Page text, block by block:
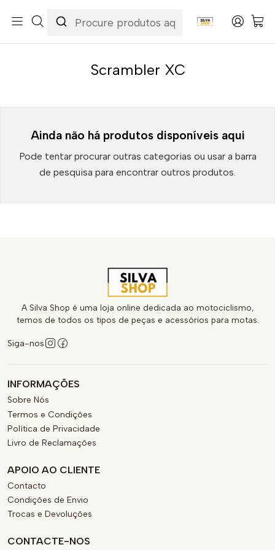
Suspensão & Travões
Pastilhas de Travão
Triumph
Scrambler XC
Scrambler XC
Ainda não há produtos disponíveis aqui
Pode tentar procurar outras categorias ou usar a barra
de pesquisa para encontrar outros produtos.
A Silva Shop é uma loja online dedicada ao motociclismo,
temos de todos os tipos de peças e acessórios para motas.
Siga-nos
INFORMAÇÕES
Sobre Nós
Termos e Condições
Política de Privacidade
Livro de Reclamações
APOIO AO CLIENTE
Contacto
Condições de Envio
Trocas e Devoluções
CONTACTE-NOS